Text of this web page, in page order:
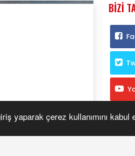
yaparak çerez kullanımını kabul
BIZI